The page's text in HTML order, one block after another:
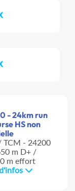
- 24km run
HS non
TCM - 24200
m D+ /
m effort